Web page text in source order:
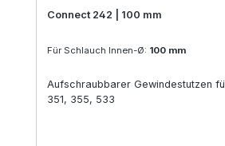
Connect 242 | 100 mm
Für Schlauch Innen-Ø: 100 mm
Aufschraubbarer Gewindestutzen
351, 355, 533